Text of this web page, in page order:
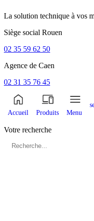
La solution technique à vos
Siège social Rouen
02 35 59 62 50
Agence de Caen
02 31 35 76 45
Accueil Produits Menu
Votre recherche